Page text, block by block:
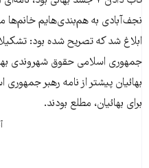
نجف‌آبادی به هم‌بندی‌هایم خانم‌ها
ابلاغ شد که تصریح شده بود:
جمهوری اسلامی حقوق شهروندی
بهائیان پیشتر از نامه رهبر
برای بهائیان، مطلع بودند.